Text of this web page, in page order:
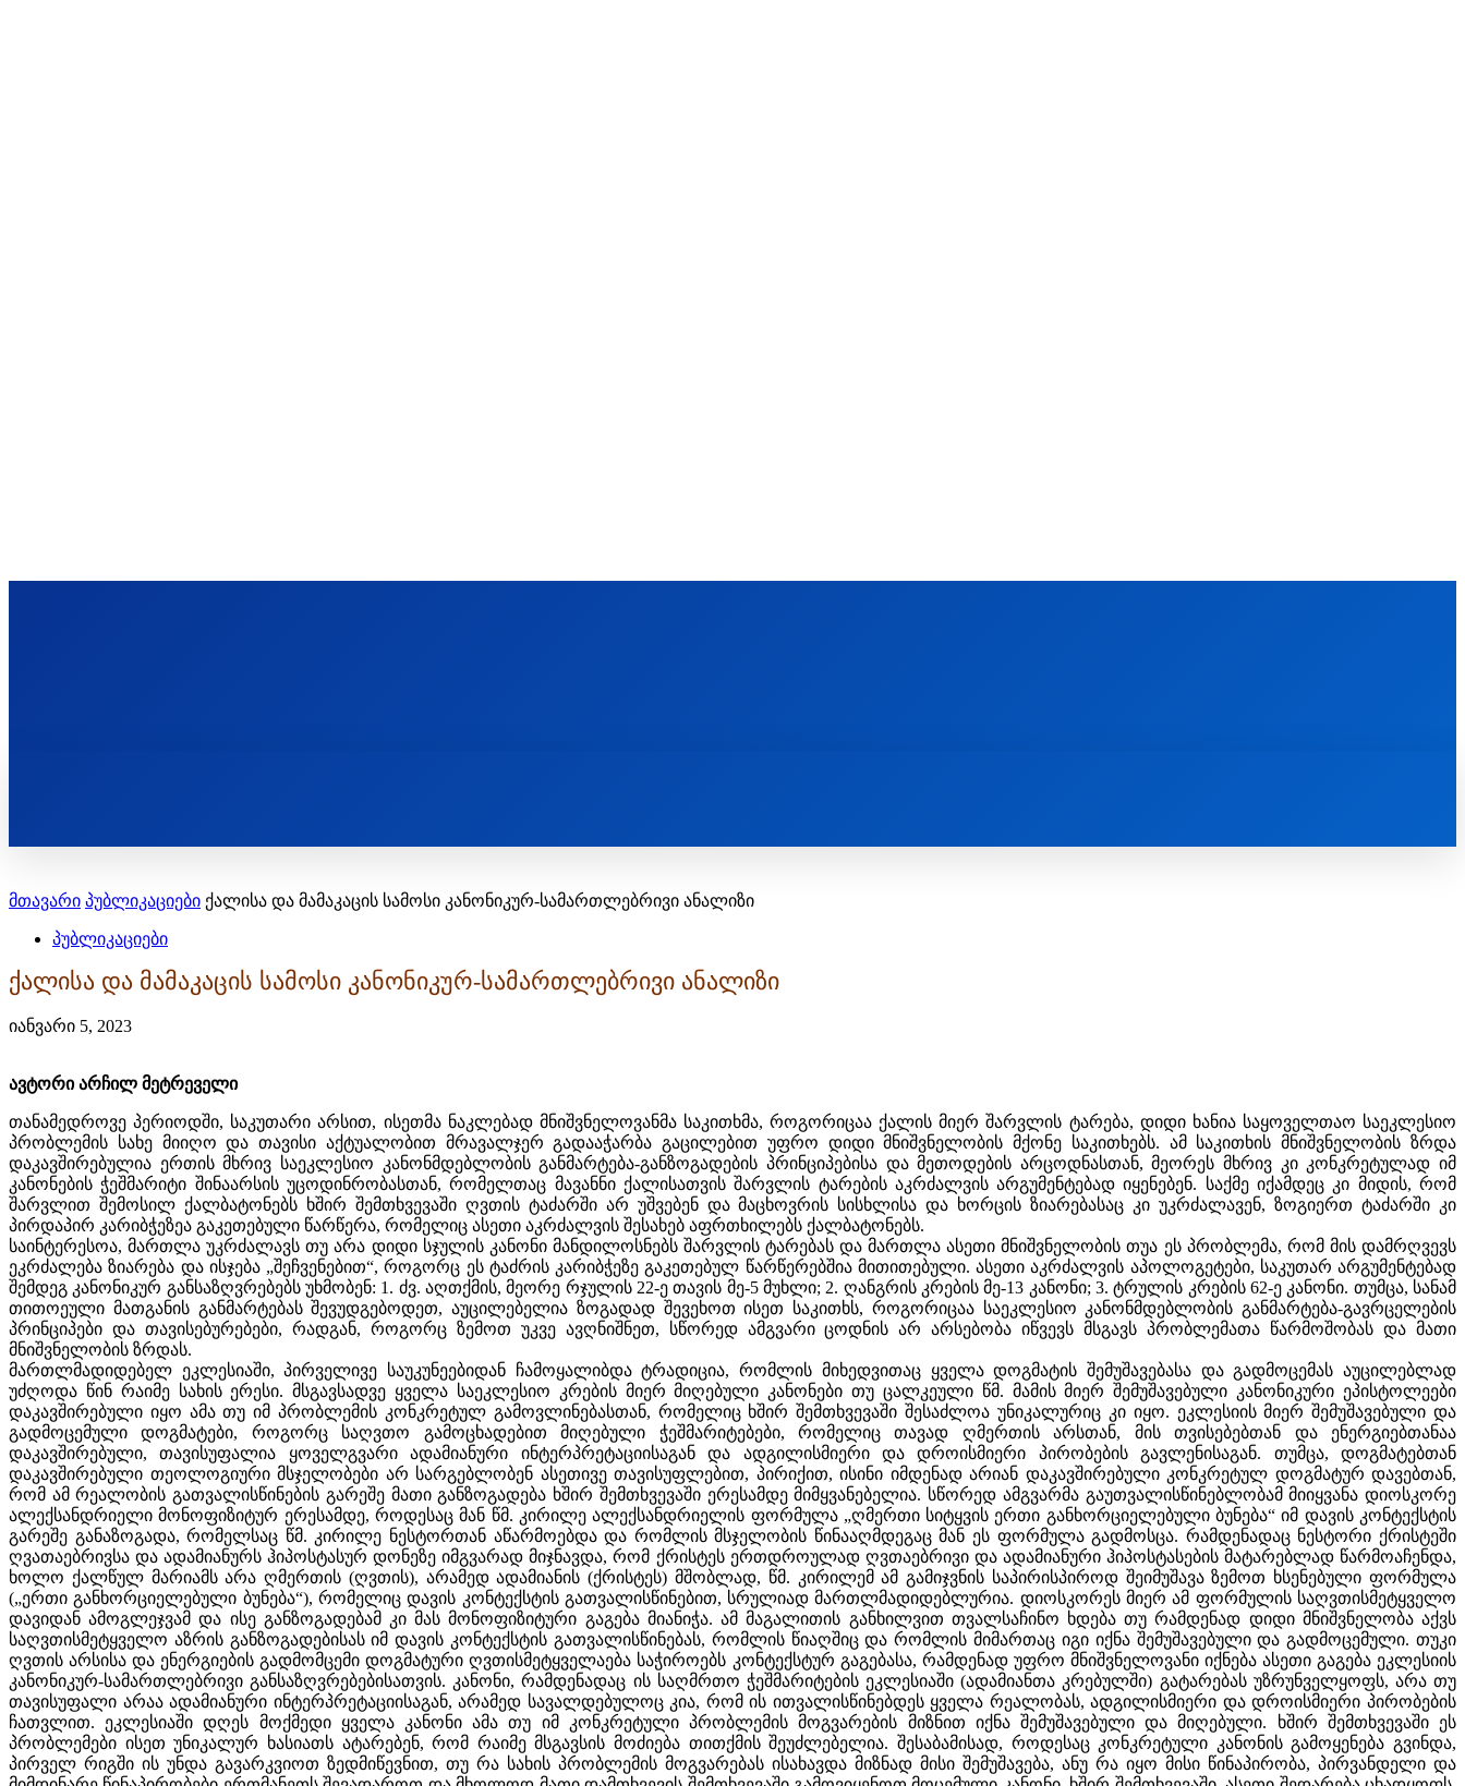
მთავარი პუბლიკაციები ქალისა და მამაკაცის სამოსი კანონიკურ-სამართლებრივი ანალიზი
პუბლიკაციები
ქალისა და მამაკაცის სამოსი კანონიკურ-სამართლებრივი ანალიზი
იანვარი 5, 2023
ავტორი არჩილ მეტრეველი
თანამედროვე პერიოდში, საკუთარი არსით, ისეთმა ნაკლებად მნიშვნელოვანმა საკითხმა, როგორიცაა ქალის მიერ შარვლის ტარება, დიდი ხანია საყოველთაო საეკლესიო
პრობლემის სახე მიიღო და თავისი აქტუალობით მრავალჯერ გადააჭარბა გაცილებით უფრო დიდი მნიშვნელობის მქონე საკითხებს. ამ საკითხის მნიშვნელობის ზრდა
დაკავშირებულია ერთის მხრივ საეკლესიო კანონმდებლობის განმარტება-განზოგადების პრინციპებისა და მეთოდების არცოდნასთან, მეორეს მხრივ კი კონკრეტულად იმ
კანონების ჭეშმარიტი შინაარსის უცოდინრობასთან, რომელთაც მავანნი ქალისათვის შარვლის ტარების აკრძალვის არგუმენტებად იყენებენ. საქმე იქამდეც კი მიდის, რომ
შარვლით შემოსილ ქალბატონებს ხშირ შემთხვევაში ღვთის ტაძარში არ უშვებენ და მაცხოვრის სისხლისა და ხორცის ზიარებასაც კი უკრძალავენ, ზოგიერთ ტაძარში კი
პირდაპირ კარიბჭეზეა გაკეთებული წარწერა, რომელიც ასეთი აკრძალვის შესახებ აფრთხილებს ქალბატონებს.
საინტერესოა, მართლა უკრძალავს თუ არა დიდი სჯულის კანონი მანდილოსნებს შარვლის ტარებას და მართლა ასეთი მნიშვნელობის თუა ეს პრობლემა, რომ მის დამრღვევს
ეკრძალება ზიარება და ისჯება „შეჩვენებით“, როგორც ეს ტაძრის კარიბჭეზე გაკეთებულ წარწერებშია მითითებული. ასეთი აკრძალვის აპოლოგეტები, საკუთარ არგუმენტებად
შემდეგ კანონიკურ განსაზღვრებებს უხმობენ: 1. ძვ. აღთქმის, მეორე რჯულის 22-ე თავის მე-5 მუხლი; 2. ღანგრის კრების მე-13 კანონი; 3. ტრულის კრების 62-ე კანონი. თუმცა, სანამ
თითოეული მათგანის განმარტებას შევუდგებოდეთ, აუცილებელია ზოგადად შევეხოთ ისეთ საკითხს, როგორიცაა საეკლესიო კანონმდებლობის განმარტება-გავრცელების
პრინციპები და თავისებურებები, რადგან, როგორც ზემოთ უკვე ავღნიშნეთ, სწორედ ამგვარი ცოდნის არ არსებობა იწვევს მსგავს პრობლემათა წარმოშობას და მათი
მნიშვნელობის ზრდას.
მართლმადიდებელ ეკლესიაში, პირველივე საუკუნეებიდან ჩამოყალიბდა ტრადიცია, რომლის მიხედვითაც ყველა დოგმატის შემუშავებასა და გადმოცემას აუცილებლად
უძღოდა წინ რაიმე სახის ერესი. მსგავსადვე ყველა საეკლესიო კრების მიერ მიღებული კანონები თუ ცალკეული წმ. მამის მიერ შემუშავებული კანონიკური ეპისტოლეები
დაკავშირებული იყო ამა თუ იმ პრობლემის კონკრეტულ გამოვლინებასთან, რომელიც ხშირ შემთხვევაში შესაძლოა უნიკალურიც კი იყო. ეკლესიის მიერ შემუშავებული და
გადმოცემული დოგმატები, როგორც საღვთო გამოცხადებით მიღებული ჭეშმარიტებები, რომელიც თავად ღმერთის არსთან, მის თვისებებთან და ენერგიებთანაა
დაკავშირებული, თავისუფალია ყოველგვარი ადამიანური ინტერპრეტაციისაგან და ადგილისმიერი და დროისმიერი პირობების გავლენისაგან. თუმცა, დოგმატებთან
დაკავშირებული თეოლოგიური მსჯელობები არ სარგებლობენ ასეთივე თავისუფლებით, პირიქით, ისინი იმდენად არიან დაკავშირებული კონკრეტულ დოგმატურ დავებთან,
რომ ამ რეალობის გათვალისწინების გარეშე მათი განზოგადება ხშირ შემთხვევაში ერესამდე მიმყვანებელია. სწორედ ამგვარმა გაუთვალისწინებლობამ მიიყვანა დიოსკორე
ალექსანდრიელი მონოფიზიტურ ერესამდე, როდესაც მან წმ. კირილე ალექსანდრიელის ფორმულა „ღმერთი სიტყვის ერთი განხორციელებული ბუნება“ იმ დავის კონტექსტის
გარეშე განაზოგადა, რომელსაც წმ. კირილე ნესტორთან აწარმოებდა და რომლის მსჯელობის წინააღმდეგაც მან ეს ფორმულა გადმოსცა. რამდენადაც ნესტორი ქრისტეში
ღვათაებრივსა და ადამიანურს ჰიპოსტასურ დონეზე იმგვარად მიჯნავდა, რომ ქრისტეს ერთდროულად ღვთაებრივი და ადამიანური ჰიპოსტასების მატარებლად წარმოაჩენდა,
ხოლო ქალწულ მარიამს არა ღმერთის (ღვთის), არამედ ადამიანის (ქრისტეს) მშობლად, წმ. კირილემ ამ გამიჯვნის საპირისპიროდ შეიმუშავა ზემოთ ხსენებული ფორმულა
(„ერთი განხორციელებული ბუნება“), რომელიც დავის კონტექსტის გათვალისწინებით, სრულიად მართლმადიდებლურია. დიოსკორეს მიერ ამ ფორმულის საღვთისმეტყველო
დავიდან ამოგლეჯვამ და ისე განზოგადებამ კი მას მონოფიზიტური გაგება მიანიჭა. ამ მაგალითის განხილვით თვალსაჩინო ხდება თუ რამდენად დიდი მნიშვნელობა აქვს
საღვთისმეტყველო აზრის განზოგადებისას იმ დავის კონტექსტის გათვალისწინებას, რომლის წიაღშიც და რომლის მიმართაც იგი იქნა შემუშავებული და გადმოცემული. თუკი
ღვთის არსისა და ენერგიების გადმომცემი დოგმატური ღვთისმეტყველაება საჭიროებს კონტექსტურ გაგებასა, რამდენად უფრო მნიშვნელოვანი იქნება ასეთი გაგება ეკლესიის
კანონიკურ-სამართლებრივი განსაზღვრებებისათვის. კანონი, რამდენადაც ის საღმრთო ჭეშმარიტების ეკლესიაში (ადამიანთა კრებულში) გატარებას უზრუნველყოფს, არა თუ
თავისუფალი არაა ადამიანური ინტერპრეტაციისაგან, არამედ სავალდებულოც კია, რომ ის ითვალისწინებდეს ყველა რეალობას, ადგილისმიერი და დროისმიერი პირობების
ჩათვლით. ეკლესიაში დღეს მოქმედი ყველა კანონი ამა თუ იმ კონკრეტული პრობლემის მოგვარების მიზნით იქნა შემუშავებული და მიღებული. ხშირ შემთხვევაში ეს
პრობლემები ისეთ უნიკალურ ხასიათს ატარებენ, რომ რაიმე მსგავსის მოძიება თითქმის შეუძლებელია. შესაბამისად, როდესაც კონკრეტული კანონის გამოყენება გვინდა,
პირველ რიგში ის უნდა გავარკვიოთ ზედმიწევნით, თუ რა სახის პრობლემის მოგვარებას ისახავდა მიზნად მისი შემუშავება, ანუ რა იყო მისი წინაპირობა, პირვანდელი და